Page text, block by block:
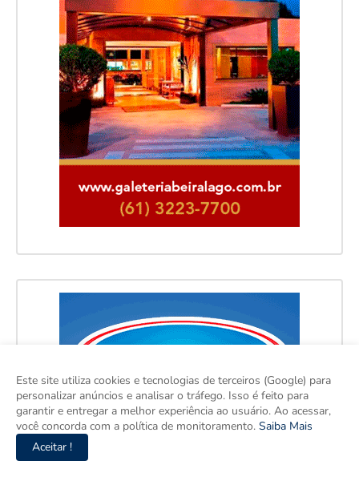
Este site utiliza cookies e tecnologias de terceiros (Google) para
personalizar anúncios e analisar o tráfego. Isso é feito para
garantir e entregar a melhor experiência ao usuário. Ao acessar,
você concorda com a política de monitoramento. Saiba Mais
Aceitar !